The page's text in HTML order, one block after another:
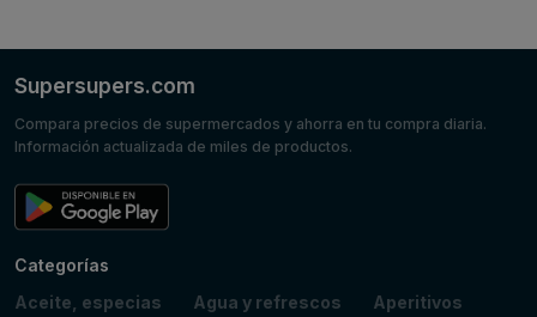
Supersupers.com
Compara precios de supermercados y ahorra en tu compra diaria.
Información actualizada de miles de productos.
Categorías
Aceite, especias
Agua y refrescos Aperitivos